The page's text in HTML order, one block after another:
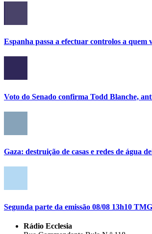
Espanha passa a efectuar controlos a quem
Voto do Senado confirma Todd Blanche,
Gaza: destruição de casas e redes de água
Segunda parte da emissão 08/08 13h10 TMG
Rádio Ecclesia